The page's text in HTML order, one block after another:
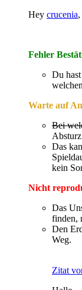
Hey crucenia,
Fehler
Du
Warte auf
Bei
Das
kein
Nicht
Das
finden,
Den
Weg.
Zitat